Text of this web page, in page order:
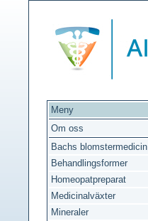
Meny
Om oss
Bachs blomstermedicin
Behandlingsformer
Homeopatpreparat
Medicinalväxter
Mineraler